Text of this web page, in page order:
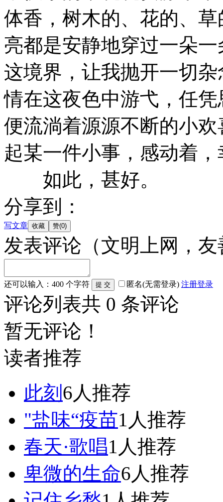
体香，树木的、花的、
亮都是安静地穿过一朵
这境界，让我抛开一切
情在这夜色中游弋，任
便流淌着源源不断的小
起某一件小事，感动着
如此，甚好。
分享到：
写文章
发表评论 （文明上网，
还可以输入： 400 个字符 匿名(无需登录) 注册登录
评论列表共 0 条评论
暂无评论！
读者推荐
此刻 6人推荐
"盐味“疫苗1人推荐
春天·歌唱1人推荐
卑微的生命6人推荐